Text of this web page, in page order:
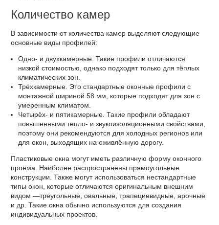
Количество камер
В зависимости от количества камер выделяют следующие
основные виды профилей:
Одно- и двухкамерные. Такие профили отличаются
низкой стоимостью, однако подходят только для тёплых
климатических зон.
Трёхкамерные. Это стандартные оконные профили с
монтажной шириной 58 мм, которые подходят для зон с
умеренным климатом.
Четырёх- и пятикамерные. Такие профили обладают
повышенными тепло- и звукоизоляционными свойствами,
поэтому они рекомендуются для холодных регионов или
для окон, выходящих на оживлённую дорогу.
Пластиковые окна могут иметь различную форму оконного
проёма. Наиболее распространены прямоугольные
конструкции. Также могут использоваться нестандартные
типы окон, которые отличаются оригинальным внешним
видом —треугольные, овальные, трапециевидные, арочные
и др. Такие окна обычно используются для создания
индивидуальных проектов.